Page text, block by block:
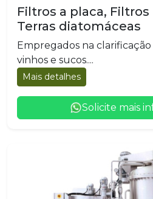
Filtros a placa, Filtros
Terras diatomáceas
Empregados na
vinhos e sucos....
Mais detalhes
Solicite mais